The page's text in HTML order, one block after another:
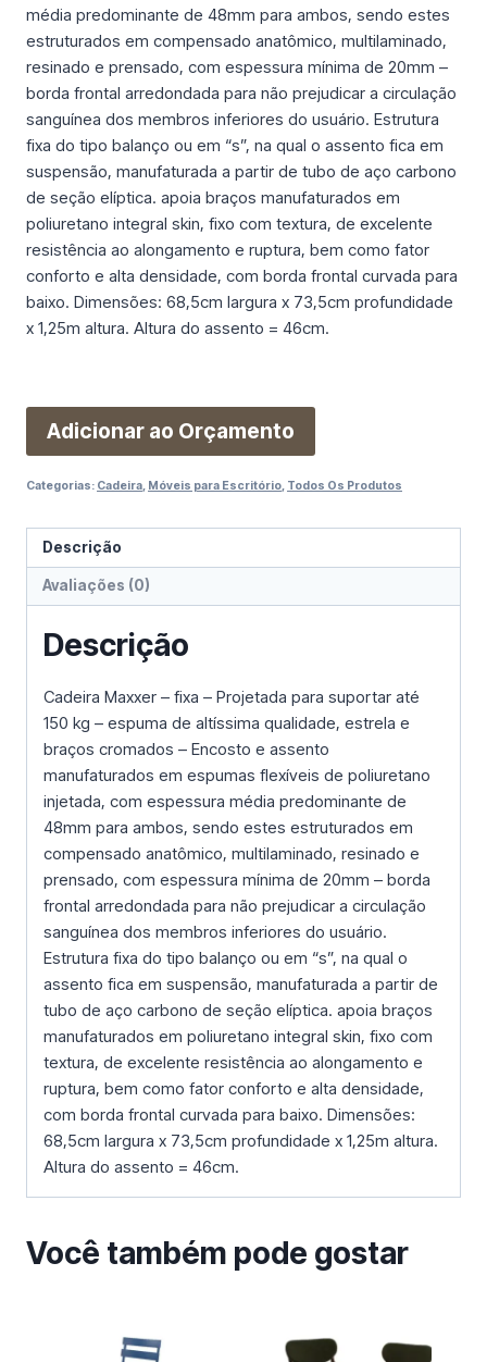
média predominante de 48mm para ambos, sendo estes
estruturados em compensado anatômico, multilaminado,
resinado e prensado, com espessura mínima de 20mm –
borda frontal arredondada para não prejudicar a circulação
sanguínea dos membros inferiores do usuário. Estrutura
fixa do tipo balanço ou em “s”, na qual o assento fica em
suspensão, manufaturada a partir de tubo de aço carbono
de seção elíptica. apoia braços manufaturados em
poliuretano integral skin, fixo com textura, de excelente
resistência ao alongamento e ruptura, bem como fator
conforto e alta densidade, com borda frontal curvada para
baixo. Dimensões: 68,5cm largura x 73,5cm profundidade
x 1,25m altura. Altura do assento = 46cm.
Adicionar ao Orçamento
Categorias: Cadeira, Móveis para Escritório, Todos Os Produtos
Descrição
Avaliações (0)
Descrição
Cadeira Maxxer – fixa – Projetada para suportar até
150 kg – espuma de altíssima qualidade, estrela e
braços cromados – Encosto e assento
manufaturados em espumas flexíveis de poliuretano
injetada, com espessura média predominante de
48mm para ambos, sendo estes estruturados em
compensado anatômico, multilaminado, resinado e
prensado, com espessura mínima de 20mm – borda
frontal arredondada para não prejudicar a circulação
sanguínea dos membros inferiores do usuário.
Estrutura fixa do tipo balanço ou em “s”, na qual o
assento fica em suspensão, manufaturada a partir de
tubo de aço carbono de seção elíptica. apoia braços
manufaturados em poliuretano integral skin, fixo com
textura, de excelente resistência ao alongamento e
ruptura, bem como fator conforto e alta densidade,
com borda frontal curvada para baixo. Dimensões:
68,5cm largura x 73,5cm profundidade x 1,25m altura.
Altura do assento = 46cm.
Você também pode gostar